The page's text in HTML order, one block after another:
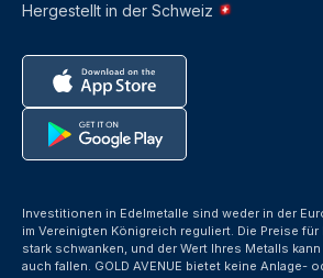
Hergestellt in der Schweiz
Investitionen in Edelmetalle sind weder in der
im Vereinigten Königreich reguliert. Die Preise für
stark schwanken, und der Wert Ihres Metalls
auch fallen. GOLD AVENUE bietet keine Anlage-